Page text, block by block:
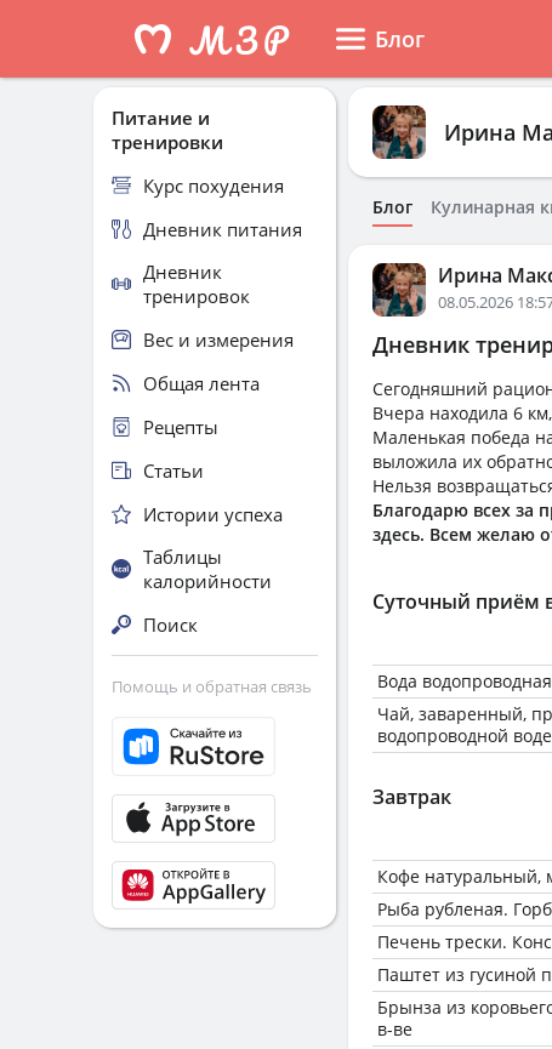
Блог
Ирина
Блог Кулинарная
Ирина
08.05.2026
Дневник
Сегодняшний
Вчера находила 6
Маленькая победа
выложила их
Нельзя
Благодарю всех за
здесь. Всем желаю
Суточный приём
Вода
Чай, заваренный,
водопроводной воде
Завтрак
Кофе натуральный,
Рыба рубленая.
Печень трески.
Паштет из гусиной
Брынза из
в-ве
Питание и
тренировки
Курс похудения
Дневник питания
Дневник
тренировок
Вес и измерения
Общая лента
Рецепты
Статьи
Истории успеха
Таблицы
калорийности
Поиск
Помощь и обратная связь